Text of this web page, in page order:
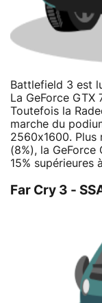
Battlefield 3 est
La GeForce
Toutefois la
marche du
2560x1600. Plus
(8%), la
15% supérieures
Far Cry 3 -